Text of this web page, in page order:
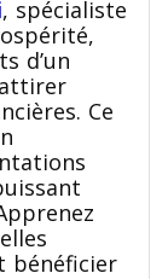
, spécialiste
d’un
Ce
bénéficier